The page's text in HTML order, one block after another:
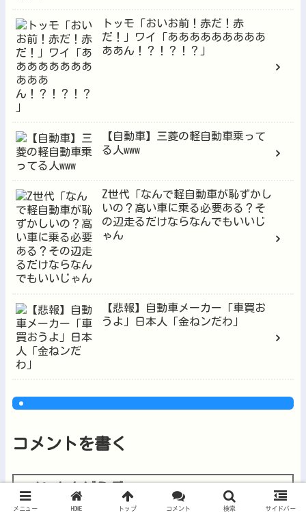
トッモ「おいお前！赤だ！赤
だ！」ワイ「あああああああああ
ああん！？！？！？」
【自動車】三菱の軽自動車乗って
る人www
Z世代「なんで軽自動車が恥ずかし
いの？高い車に乗る必要ある？そ
の辺走るだけならなんでもいいじ
ゃん
【悲報】自動車メーカー「車買お
うよ」日本人「金ねンだわ」
コメントを書く
コメントをどうぞ
メニュー HOME トップ コメント 検索 サイドバー